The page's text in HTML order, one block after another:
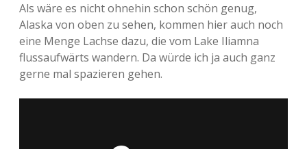
Täglicher Sinnwahn
Visuelles
Adventskalender 2012
Adventskalender 2013
Als wäre es nicht ohnehin schon schön genug,
Alaska von oben zu sehen, kommen hier auch noch
eine Menge Lachse dazu, die vom Lake Iliamna
flussaufwärts wandern. Da würde ich ja auch ganz
gerne mal spazieren gehen.